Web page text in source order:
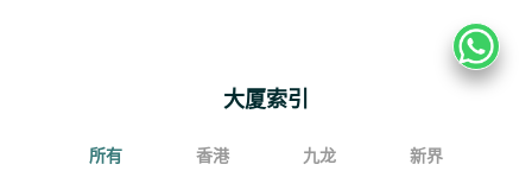
大厦索引
所有 香港 九龙 新界